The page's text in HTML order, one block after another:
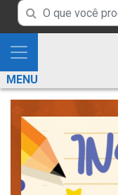
Campo
de
Busca
de
informações
Campo
de
de
informações
Mostra
e
Esconde
Menu
MENU